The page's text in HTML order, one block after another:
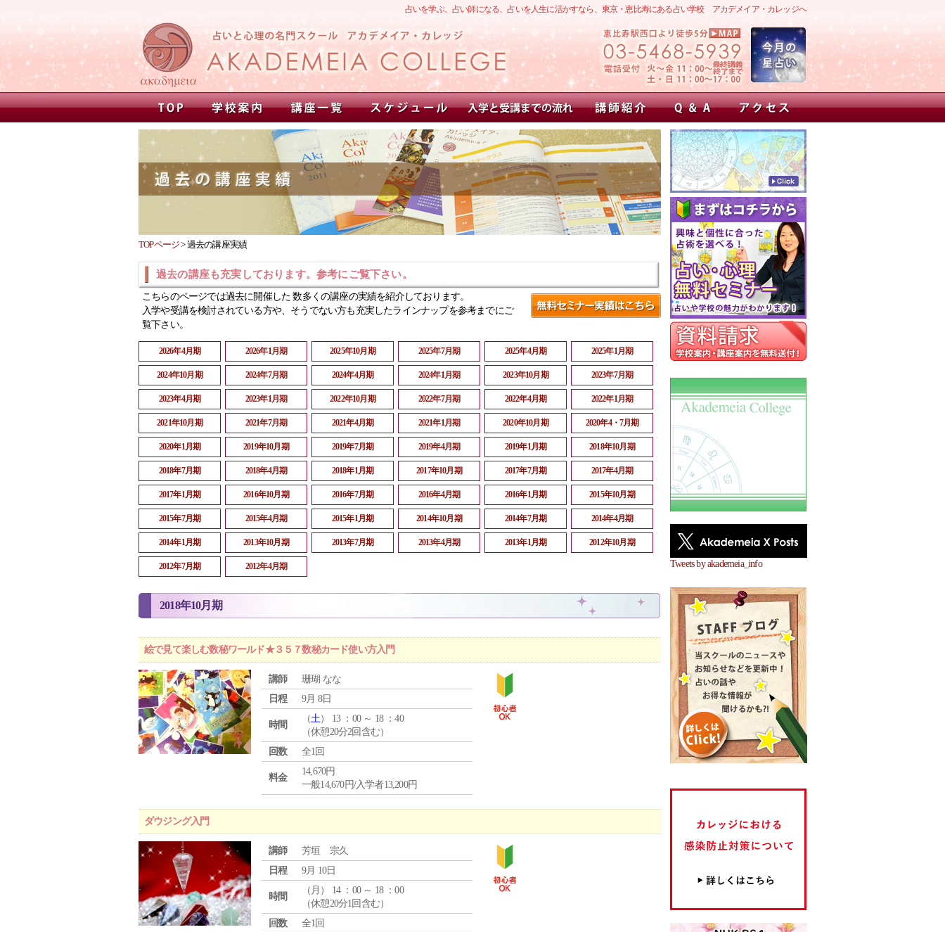
占いを学ぶ、占い師になる、占いを人生に活かすなら、東京・恵比寿にある占い学校 アカデメイア・カレッジへ
Tweets by akademeia_info
TOPページ>過去の講座実績
過去の講座も充実しております。参考にご覧下さい。
こちらのページでは過去に開催した 数多くの講座の実績を紹介しております。
入学や受講を検討されている方や、そうでない方も充実したラインナップを参考までにご
覧下さい。
2026年4月期 2026年1月期 2025年10月期 2025年7月期 2025年4月期 2025年1月期
2024年10月期 2024年7月期 2024年4月期 2024年1月期 2023年10月期 2023年7月期
2023年4月期 2023年1月期 2022年10月期 2022年7月期 2022年4月期 2022年1月期
2021年10月期 2021年7月期 2021年4月期 2021年1月期 2020年10月期 2020年4・7月期
2020年1月期 2019年10月期 2019年7月期 2019年4月期 2019年1月期 2018年10月期
2018年7月期 2018年4月期 2018年1月期 2017年10月期 2017年7月期 2017年4月期
2017年1月期 2016年10月期 2016年7月期 2016年4月期 2016年1月期 2015年10月期
2015年7月期 2015年4月期 2015年1月期 2014年10月期 2014年7月期 2014年4月期
2014年1月期 2013年10月期 2013年7月期 2013年4月期 2013年1月期 2012年10月期
2012年7月期 2012年4月期
2018年10月期
絵で見て楽しむ数秘ワールド★３５７数秘カード使い方入門
講師
珊瑚 なな
日程
9月 8日
時間
（土） 13 ：00 ～ 18 ：40
（休憩20分2回含む）
回数
全1回
料金
14,670円
一般14,670円/入学者13,200円
ダウジング入門
講師
芳垣 宗久
日程
9月 10日
時間
（ 月 ） 14 ：00 ～ 18 ：00
（休憩20分1回含む）
回数
全1回